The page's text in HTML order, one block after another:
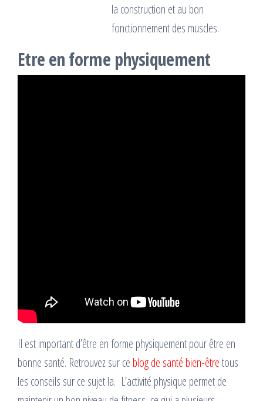
la construction et au bon
fonctionnement des muscles.
Etre en forme physiquement
Il est important d’être en forme physiquement pour être en
bonne santé. Retrouvez sur ce blog de santé bien-êtretous
les conseils sur ce sujet la. L’activité physique permet de